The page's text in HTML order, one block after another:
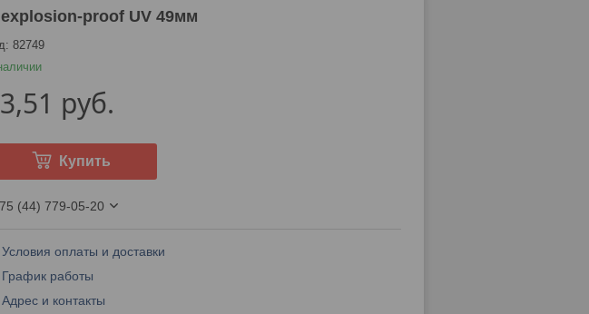
proof UV 49мм
82749
руб.
Купить
(44) 779-05-20
Условия оплаты и доставки
График работы
Адрес и контакты